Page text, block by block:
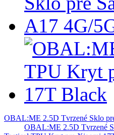
OBAL:ME 2.5D Tvrzené Sklo
OBAL:ME 2.5D Tvrzené